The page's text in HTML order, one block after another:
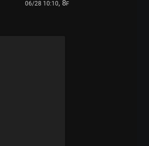
06/28 10:10, 8F